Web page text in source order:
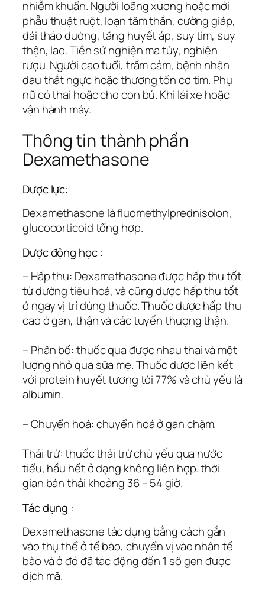
nhiễm khuẩn. Người loãng xương hoặc mới
phẫu thuật ruột, loạn tâm thần, cường giáp,
đái tháo đường, tăng huyết áp, suy tim, suy
thận, lao. Tiền sử nghiện ma túy, nghiện
rượu. Người cao tuổi, trầm cảm, bệnh nhân
đau thắt ngực hoặc thương tổn cơ tim. Phụ
nữ có thai hoặc cho con bú. Khi lái xe hoặc
vận hành máy.
Thông tin thành phần
Dexamethasone
Dược lực:
Dexamethasone là fluomethylprednisolon,
glucocorticoid tổng hợp.
Dược động học :
– Hấp thu: Dexamethasone được hấp thu tốt
từ đường tiêu hoá, và cũng được hấp thu tốt
ở ngay vị trí dùng thuốc. Thuốc được hấp thu
cao ở gan, thận và các tuyến thượng thận.
– Phân bố: thuốc qua được nhau thai và một
lượng nhỏ qua sữa mẹ. Thuốc được liên kết
với protein huyết tương tới 77% và chủ yếu là
albumin.
– Chuyển hoá: chuyển hoá ở gan chậm.
Thải trừ: thuốc thải trừ chủ yếu qua nước
tiểu, hầu hết ở dạng không liên hợp. thời
gian bán thải khoảng 36 – 54 giờ.
Tác dụng :
Dexamethasone tác dụng bằng cách gắn
vào thụ thể ở tế bào, chuyển vị vào nhân tế
bào và ở đó đã tác động đến 1 số gen được
dịch mã.